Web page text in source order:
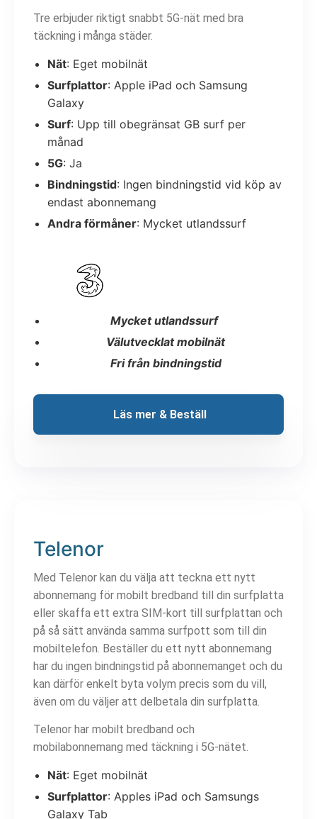
Tre erbjuder riktigt snabbt 5G-nät med bra
täckning i många städer.
Nät: Eget mobilnät
Surfplattor: Apple iPad och Samsung
Galaxy
Surf: Upp till obegränsat GB surf per
månad
5G: Ja
Bindningstid: Ingen bindningstid vid köp av
endast abonnemang
Andra förmåner: Mycket utlandssurf
Mycket utlandssurf
Välutvecklat mobilnät
Fri från bindningstid
Läs mer & Beställ
Telenor
Med Telenor kan du välja att teckna ett nytt
abonnemang för mobilt bredband till din surfplatta
eller skaffa ett extra SIM-kort till surfplattan och
på så sätt använda samma surfpott som till din
mobiltelefon. Beställer du ett nytt abonnemang
har du ingen bindningstid på abonnemanget och du
kan därför enkelt byta volym precis som du vill,
även om du väljer att delbetala din surfplatta.
Telenor har mobilt bredband och
mobilabonnemang med täckning i 5G-nätet.
Nät: Eget mobilnät
Surfplattor: Apples iPad och Samsungs
Galaxy Tab